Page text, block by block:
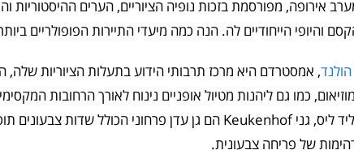
אירופה, מפורסמת בזכות נופיה הציוריים, הערים ההיסטוריות
והיופי הייחודיים לה. הנה כמה מיעדי התיירות הפופולריים
הולנד, אמסטרדם היא מרכז תרבותי הידוע בתעלות הציוריות שלה,
כמו גם ליהנות מטיול אופניים נינוח לאורך הרחובות
של פריחה צבעונית.